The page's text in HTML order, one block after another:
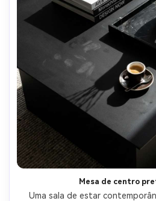
Mesa de centro
Uma sala de estar